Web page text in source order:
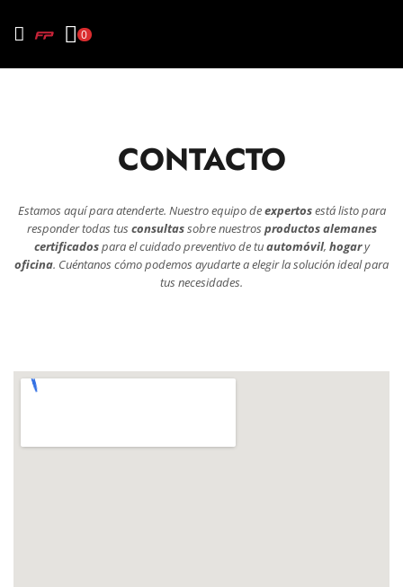
0
CONTACTO
Estamos aquí para atenderte. Nuestro equipo deexpertosestá listo para
responder todas tusconsultassobre nuestrosproductos alemanes
certificadospara el cuidado preventivo de tuautomóvil, hogary
oficina. Cuéntanos cómo podemos ayudarte a elegir la solución ideal para
tus necesidades.